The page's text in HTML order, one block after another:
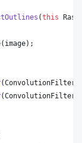
(this
( image) ;
(
(